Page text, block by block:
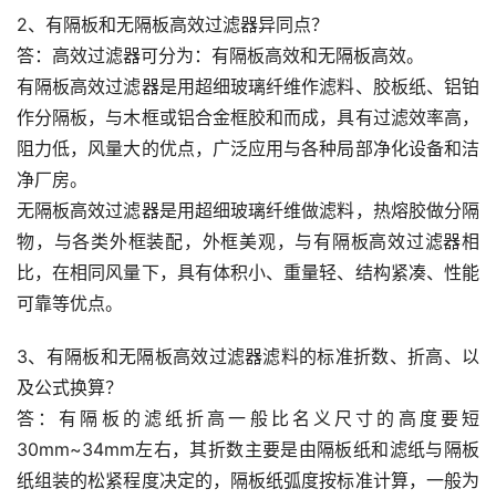
2、有隔板和无隔板高效过滤器异同点？
答：高效过滤器可分为：有隔板高效和无隔板高效。
有隔板高效过滤器是用超细玻璃纤维作滤料、胶板纸、铝铂
作分隔板，与木框或铝合金框胶和而成，具有过滤效率高，
阻力低，风量大的优点，广泛应用与各种局部净化设备和洁
净厂房。
无隔板高效过滤器是用超细玻璃纤维做滤料，热熔胶做分隔
物，与各类外框装配，外框美观，与有隔板高效过滤器相
比，在相同风量下，具有体积小、重量轻、结构紧凑、性能
可靠等优点。
3、有隔板和无隔板高效过滤器滤料的标准折数、折高、以
及公式换算？
答：有隔板的滤纸折高一般比名义尺寸的高度要短
30mm~34mm左右，其折数主要是由隔板纸和滤纸与隔板
纸组装的松紧程度决定的，隔板纸弧度按标准计算，一般为